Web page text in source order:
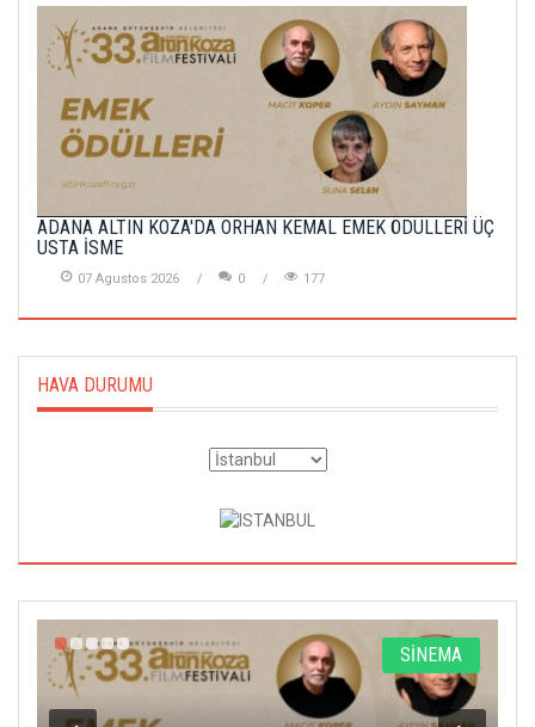
ADANA ALTIN KOZA'DA ORHAN KEMAL EMEK ÖDÜLLERİ ÜÇ
USTA İSME
07 Agustos 2026 0 177
HAVA DURUMU
SİNEMA